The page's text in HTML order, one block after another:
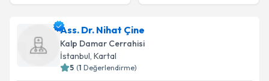
Ass. Dr. Nihat Çine
Kalp Damar Cerrahisi
İstanbul, Kartal
5 (1 Değerlendirme)